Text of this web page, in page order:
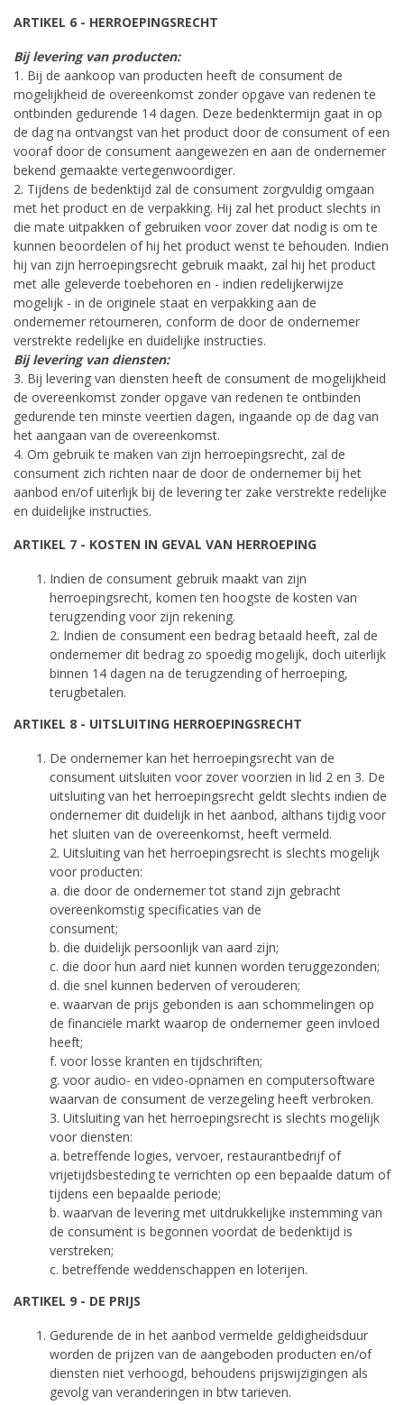
ARTIKEL 6 - HERROEPINGSRECHT
Bij levering van producten:
1. Bij de aankoop van producten heeft de consument de
mogelijkheid de overeenkomst zonder opgave van redenen te
ontbinden gedurende 14 dagen. Deze bedenktermijn gaat in op
de dag na ontvangst van het product door de consument of een
vooraf door de consument aangewezen en aan de ondernemer
bekend gemaakte vertegenwoordiger.
2. Tijdens de bedenktijd zal de consument zorgvuldig omgaan
met het product en de verpakking. Hij zal het product slechts in
die mate uitpakken of gebruiken voor zover dat nodig is om te
kunnen beoordelen of hij het product wenst te behouden. Indien
hij van zijn herroepingsrecht gebruik maakt, zal hij het product
met alle geleverde toebehoren en - indien redelijkerwijze
mogelijk - in de originele staat en verpakking aan de
ondernemer retourneren, conform de door de ondernemer
verstrekte redelijke en duidelijke instructies.
Bij levering van diensten:
3. Bij levering van diensten heeft de consument de mogelijkheid
de overeenkomst zonder opgave van redenen te ontbinden
gedurende ten minste veertien dagen, ingaande op de dag van
het aangaan van de overeenkomst.
4. Om gebruik te maken van zijn herroepingsrecht, zal de
consument zich richten naar de door de ondernemer bij het
aanbod en/of uiterlijk bij de levering ter zake verstrekte redelijke
en duidelijke instructies.
ARTIKEL 7 - KOSTEN IN GEVAL VAN HERROEPING
Indien de consument gebruik maakt van zijn
herroepingsrecht, komen ten hoogste de kosten van
terugzending voor zijn rekening.
2. Indien de consument een bedrag betaald heeft, zal de
ondernemer dit bedrag zo spoedig mogelijk, doch uiterlijk
binnen 14 dagen na de terugzending of herroeping,
terugbetalen.
ARTIKEL 8 - UITSLUITING HERROEPINGSRECHT
De ondernemer kan het herroepingsrecht van de
consument uitsluiten voor zover voorzien in lid 2 en 3. De
uitsluiting van het herroepingsrecht geldt slechts indien de
ondernemer dit duidelijk in het aanbod, althans tijdig voor
het sluiten van de overeenkomst, heeft vermeld.
2. Uitsluiting van het herroepingsrecht is slechts mogelijk
voor producten:
a. die door de ondernemer tot stand zijn gebracht
overeenkomstig specificaties van de
consument;
b. die duidelijk persoonlijk van aard zijn;
c. die door hun aard niet kunnen worden teruggezonden;
d. die snel kunnen bederven of verouderen;
e. waarvan de prijs gebonden is aan schommelingen op
de financiële markt waarop de ondernemer geen invloed
heeft;
f. voor losse kranten en tijdschriften;
g. voor audio- en video-opnamen en computersoftware
waarvan de consument de verzegeling heeft verbroken.
3. Uitsluiting van het herroepingsrecht is slechts mogelijk
voor diensten:
a. betreffende logies, vervoer, restaurantbedrijf of
vrijetijdsbesteding te verrichten op een bepaalde datum of
tijdens een bepaalde periode;
b. waarvan de levering met uitdrukkelijke instemming van
de consument is begonnen voordat de bedenktijd is
verstreken;
c. betreffende weddenschappen en loterijen.
ARTIKEL 9 - DE PRIJS
Gedurende de in het aanbod vermelde geldigheidsduur
worden de prijzen van de aangeboden producten en/of
diensten niet verhoogd, behoudens prijswijzigingen als
gevolg van veranderingen in btw tarieven.